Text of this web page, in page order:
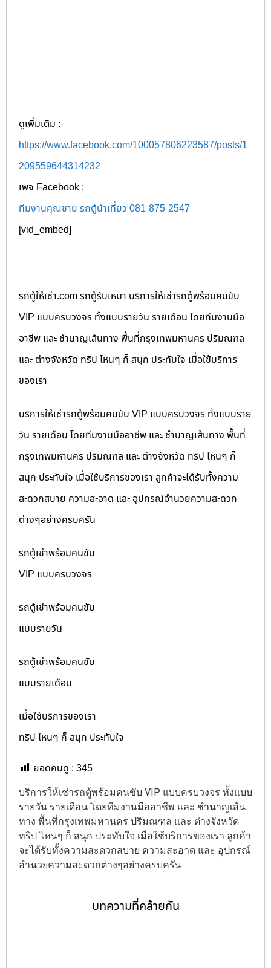
ดูเพิ่มเติม :
https://www.facebook.com/100057806223587/posts/1
209559644314232
เพจ Facebook :
ทีมงานคุณชาย รถตู้นำเที่ยว 081-875-2547
[vid_embed]
รถตู้ให้เช่า.com รถตู้รับเหมา บริการให้เช่ารถตู้พร้อมคนขับ
VIP แบบครบวงจร ทั้งแบบรายวัน รายเดือน โดยทีมงานมือ
อาชีพ และ ชำนาญเส้นทาง พื้นที่กรุงเทพมหานคร ปริมณฑล
และ ต่างจังหวัด ทริป ไหนๆ ก็ สนุก ประทับใจ เมื่อใช้บริการ
ของเรา
บริการให้เช่ารถตู้พร้อมคนขับ VIP แบบครบวงจร ทั้งแบบราย
วัน รายเดือน โดยทีมงานมืออาชีพ และ ชำนาญเส้นทาง พื้นที่
กรุงเทพมหานคร ปริมณฑล และ ต่างจังหวัด ทริป ไหนๆ ก็
สนุก ประทับใจ เมื่อใช้บริการของเรา ลูกค้าจะได้รับทั้งความ
สะดวกสบาย ความสะอาด และ อุปกรณ์อำนวยความสะดวก
ต่างๆอย่างครบครัน
รถตู้เช่าพร้อมคนขับ
VIP แบบครบวงจร
รถตู้เช่าพร้อมคนขับ
แบบรายวัน
รถตู้เช่าพร้อมคนขับ
แบบรายเดือน
เมื่อใช้บริการของเรา
ทริป ไหนๆ ก็ สนุก ประทับใจ
ยอดคนดู : 345
บริการให้เช่ารถตู้พร้อมคนขับ VIP แบบครบวงจร ทั้งแบบ
รายวัน รายเดือน โดยทีมงานมืออาชีพ และ ชำนาญเส้น
ทาง พื้นที่กรุงเทพมหานคร ปริมณฑล และ ต่างจังหวัด
ทริป ไหนๆ ก็ สนุก ประทับใจ เมื่อใช้บริการของเรา ลูกค้า
จะได้รับทั้งความสะดวกสบาย ความสะอาด และ อุปกรณ์
อำนวยความสะดวกต่างๆอย่างครบครัน
บทความที่คล้ายกัน